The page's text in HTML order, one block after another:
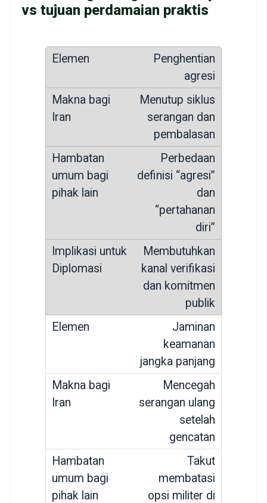
vs tujuan perdamaian praktis
Penghentian
agresi
Menutup siklus
serangan dan
pembalasan
Perbedaan
definisi “agresi”
dan
“pertahanan
diri”
Membutuhkan
kanal verifikasi
dan komitmen
publik
Jaminan
keamanan
jangka panjang
Mencegah
serangan ulang
setelah
gencatan
Takut
membatasi
opsi militer di